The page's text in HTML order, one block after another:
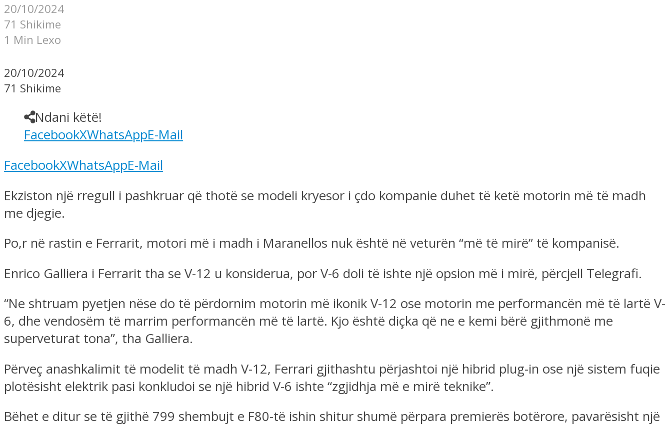
20/10/2024
71 Shikime
1 Min Lexo
20/10/2024
71 Shikime
Ndani këtë!
FacebookXWhatsAppE-Mail
FacebookXWhatsAppE-Mail
Ekziston një rregull i pashkruar që thotë se modeli kryesor i çdo kompanie duhet të ketë motorin më të madh
me djegie.
Po,r në rastin e Ferrarit, motori më i madh i Maranellos nuk është në veturën “më të mirë” të kompanisë.
Enrico Galliera i Ferrarit tha se V-12 u konsiderua, por V-6 doli të ishte një opsion më i mirë, përcjell Telegrafi.
“Ne shtruam pyetjen nëse do të përdornim motorin më ikonik V-12 ose motorin me performancën më të lartë V-
6, dhe vendosëm të marrim performancën më të lartë. Kjo është diçka që ne e kemi bërë gjithmonë me
superveturat tona”, tha Galliera.
Përveç anashkalimit të modelit të madh V-12, Ferrari gjithashtu përjashtoi një hibrid plug-in ose një sistem fuqie
plotësisht elektrik pasi konkludoi se një hibrid V-6 ishte “zgjidhja më e mirë teknike”.
Bëhet e ditur se të gjithë 799 shembujt e F80-të ishin shitur shumë përpara premierës botërore, pavarësisht një